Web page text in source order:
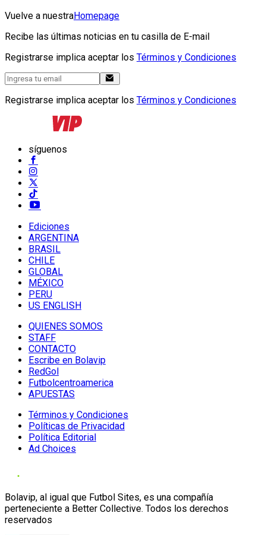
Vuelve a nuestraHomepage
Recibe las últimas noticias en tu casilla de E-mail
Registrarse implica aceptar los Términos y Condiciones
Registrarse implica aceptar los Términos y Condiciones
síguenos
Ediciones
ARGENTINA
BRASIL
CHILE
GLOBAL
MÉXICO
PERU
US ENGLISH
QUIENES SOMOS
STAFF
CONTACTO
Escribe en Bolavip
RedGol
Futbolcentroamerica
APUESTAS
Términos y Condiciones
Políticas de Privacidad
Política Editorial
Ad Choices
Bolavip, al igual que Futbol Sites, es una compañía
perteneciente a Better Collective. Todos los derechos
reservados